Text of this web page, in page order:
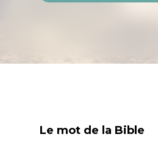
Le mot de la Bible